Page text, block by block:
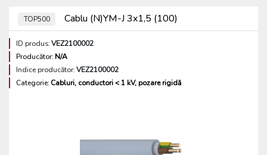
TOP500 Cablu (N)YM-J 3x1,5 (100)
ID produs:VEZ2100002
Producător:N/A
Indice producător:VEZ2100002
Categorie: Cabluri, conductori < 1 kV, pozare rigidă